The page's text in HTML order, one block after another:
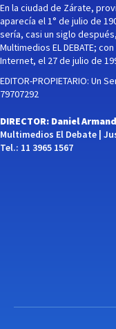
En la ciudad de Zárate,
aparecía el 1° de julio de
sería, casi un siglo
Multimedios EL DEBATE;
Internet, el 27 de julio de
EDITOR-PROPIETARIO: Un
79707292
DIRECTOR: Daniel
Multimedios El Debate |
Tel.: 11 3965 1567